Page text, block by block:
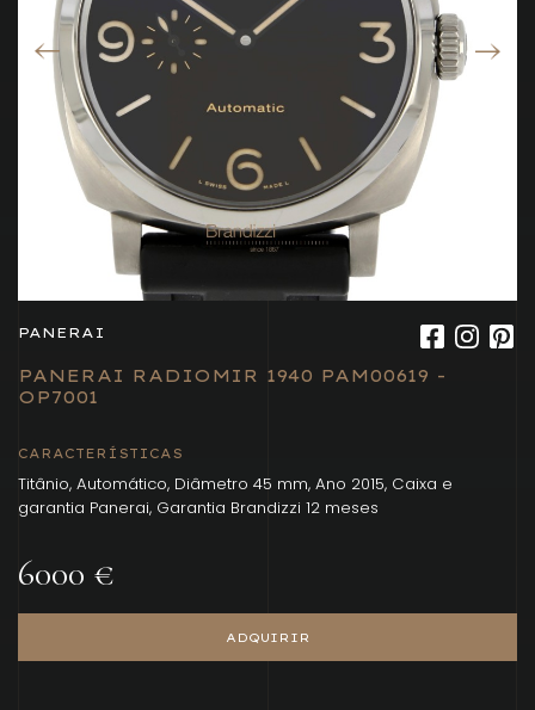
PANERAI
PANERAI RADIOMIR 1940 PAM00619 -
OP7001
CARACTERÍSTICAS
Titânio, Automático, Diâmetro 45 mm, Ano 2015, Caixa e
garantia Panerai, Garantia Brandizzi 12 meses
6000 €
ADQUIRIR